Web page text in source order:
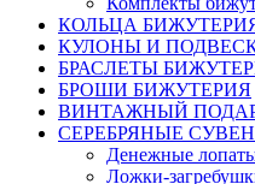
КОЛЬЦА
КУЛОНЫ И
БРАСЛЕТЫ
БРОШИ БИЖУТЕРИЯ
ВИНТАЖНЫЙ
СЕРЕБРЯНЫЕ
Денежные
Ложки-